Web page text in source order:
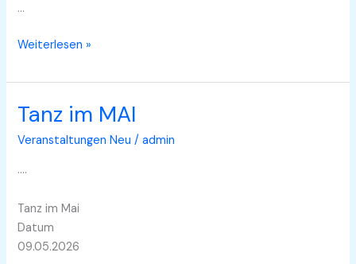
…
Scheunenkino
Weiterlesen »
Tanz im MAI
Veranstaltungen Neu /admin
….
Tanz im Mai
Datum
09.05.2026